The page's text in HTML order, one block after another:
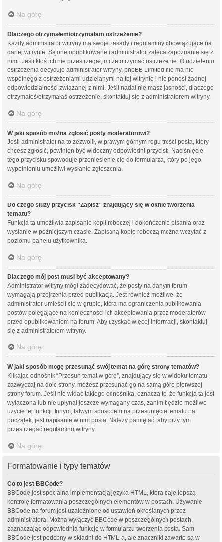
Na górę
Dlaczego otrzymałem/otrzymałam ostrzeżenie?
Każdy administrator witryny ma swoje zasady i regulaminy obowiązujące na
danej witrynie. Są one opublikowane i administrator zaleca zapoznanie się z
nimi. Jeśli ktoś ich nie przestrzegał, może otrzymać ostrzeżenie. O udzieleniu
ostrzeżenia decyduje administrator witryny. phpBB Limited nie ma nic
wspólnego z ostrzeżeniami udzielanymi na tej witrynie i nie ponosi żadnej
odpowiedzialności związanej z nimi. Jeśli nadal nie masz jasności, dlaczego
otrzymałeś/otrzymałaś ostrzeżenie, skontaktuj się z administratorem witryny.
Na górę
W jaki sposób można zgłosić posty moderatorowi?
Jeśli administrator na to zezwolił, w prawym górnym rogu treści posta, który
chcesz zgłosić, powinien być widoczny odpowiedni przycisk. Naciśnięcie
tego przycisku spowoduje przeniesienie cię do formularza, który po jego
wypełnieniu umożliwi wysłanie zgłoszenia.
Na górę
Do czego służy przycisk “Zapisz” znajdujący się w oknie tworzenia
tematu?
Funkcja ta umożliwia zapisanie kopii roboczej i dokończenie pisania oraz
wysłanie w późniejszym czasie. Zapisaną kopię roboczą można wczytać z
poziomu panelu użytkownika.
Na górę
Dlaczego mój post musi być akceptowany?
Administrator witryny mógł zadecydować, że posty na danym forum
wymagają przejrzenia przed publikacją. Jest również możliwe, że
administrator umieścił cię w grupie, która ma ograniczenia publikowania
postów polegające na konieczności ich akceptowania przez moderatorów
przed opublikowaniem na forum. Aby uzyskać więcej informacji, skontaktuj
się z administratorem witryny.
Na górę
W jaki sposób mogę przesunąć swój temat na górę strony tematów?
Klikając odnośnik “Przesuń temat w górę”, znajdujący się w widoku tematu
zazwyczaj na dole strony, możesz przesunąć go na samą górę pierwszej
strony forum. Jeśli nie widać takiego odnośnika, oznacza to, że funkcja ta jest
wyłączona lub nie upłynął jeszcze wymagany czas, zanim będzie możliwe
użycie tej funkcji. Innym, łatwym sposobem na przesunięcie tematu na
początek, jest napisanie w nim posta. Należy pamiętać, aby przy tym
przestrzegać regulaminu witryny.
Na górę
Formatowanie i typy tematów
Co to jest BBCode?
BBCode jest specjalną implementacją języka HTML, która daje lepszą
kontrolę formatowania poszczególnych elementów w postach. Używanie
BBCode na forum jest uzależnione od ustawień określanych przez
administratora. Można wyłączyć BBCode w poszczególnych postach,
zaznaczając odpowiednią funkcję w formularzu tworzenia posta. Sam
BBCode jest podobny w składni do HTML-a, ale znaczniki zawarte są w